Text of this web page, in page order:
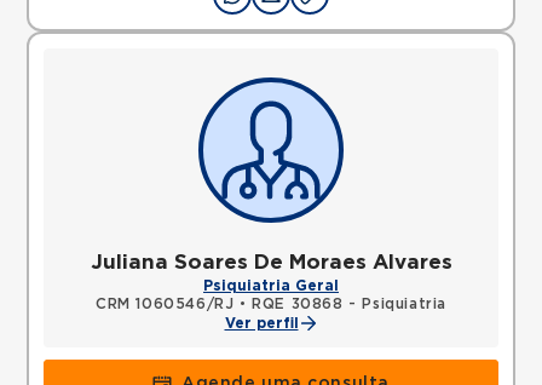
Juliana Soares De Moraes Alvares
Psiquiatria Geral
CRM 1060546/RJ •
RQE 30868 - Psiquiatria
Ver perfil